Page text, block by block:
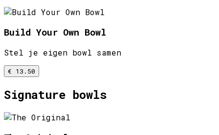
Build Your Own Bowl
Stel je eigen bowl samen
€ 13.50
Signature bowls